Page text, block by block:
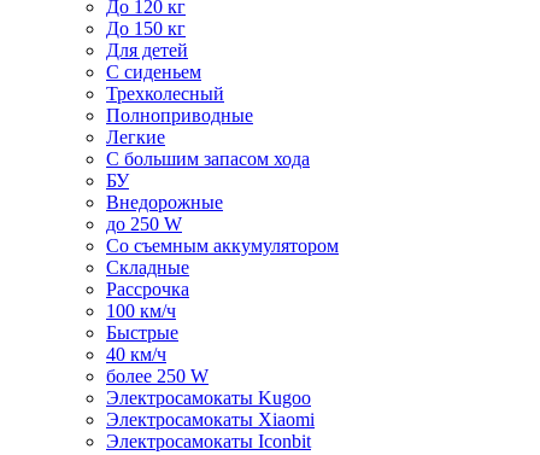
До 120 кг
До 150 кг
Для детей
С сиденьем
Трехколесный
Полноприводные
Легкие
С большим запасом хода
БУ
Внедорожные
до 250 W
Со съемным аккумулятором
Складные
Рассрочка
100 км/ч
Быстрые
40 км/ч
более 250 W
Электросамокаты Kugoo
Электросамокаты Xiaomi
Электросамокаты Iconbit